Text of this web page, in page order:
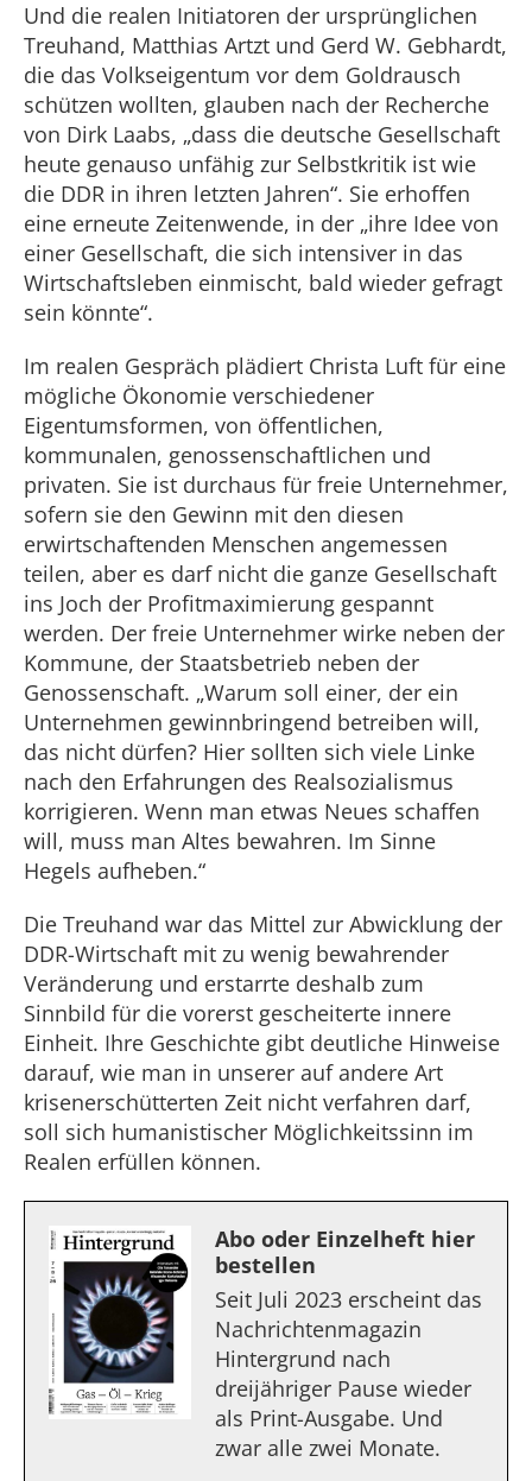
Und die realen Initiatoren der ursprünglichen
Treuhand, Matthias Artzt und Gerd W. Gebhardt,
die das Volkseigentum vor dem Goldrausch
schützen wollten, glauben nach der Recherche
von Dirk Laabs, „dass die deutsche Gesellschaft
heute genauso unfähig zur Selbstkritik ist wie
die DDR in ihren letzten Jahren“. Sie erhoffen
eine erneute Zeitenwende, in der „ihre Idee von
einer Gesellschaft, die sich intensiver in das
Wirtschaftsleben einmischt, bald wieder gefragt
sein könnte“.
Im realen Gespräch plädiert Christa Luft für eine
mögliche Ökonomie verschiedener
Eigentumsformen, von öffentlichen,
kommunalen, genossenschaftlichen und
privaten. Sie ist durchaus für freie Unternehmer,
sofern sie den Gewinn mit den diesen
erwirtschaftenden Menschen angemessen
teilen, aber es darf nicht die ganze Gesellschaft
ins Joch der Profitmaximierung gespannt
werden. Der freie Unternehmer wirke neben der
Kommune, der Staatsbetrieb neben der
Genossenschaft. „Warum soll einer, der ein
Unternehmen gewinnbringend betreiben will,
das nicht dürfen? Hier sollten sich viele Linke
nach den Erfahrungen des Realsozialismus
korrigieren. Wenn man etwas Neues schaffen
will, muss man Altes bewahren. Im Sinne
Hegels aufheben.“
Die Treuhand war das Mittel zur Abwicklung der
DDR-Wirtschaft mit zu wenig bewahrender
Veränderung und erstarrte deshalb zum
Sinnbild für die vorerst gescheiterte innere
Einheit. Ihre Geschichte gibt deutliche Hinweise
darauf, wie man in unserer auf andere Art
krisenerschütterten Zeit nicht verfahren darf,
soll sich humanistischer Möglichkeitssinn im
Realen erfüllen können.
Abo oder Einzelheft hier
bestellen
Seit Juli 2023 erscheint das
Nachrichtenmagazin
Hintergrund nach
dreijähriger Pause wieder
als Print-Ausgabe. Und
zwar alle zwei Monate.